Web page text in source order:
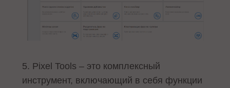
5. Pixel Tools – это комплексный
инструмент, включающий в себя функции